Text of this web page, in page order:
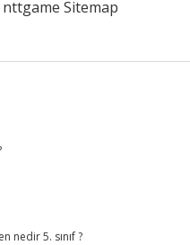
nttgame Sitemap
nedir 5. sınıf ?